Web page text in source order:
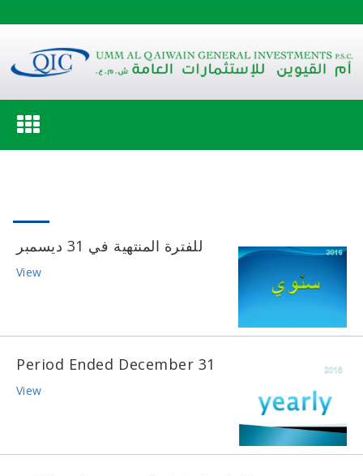
Toggle
navigation
للفترة المنتهية في 31 ديسمبر
View
Period Ended December 31
View